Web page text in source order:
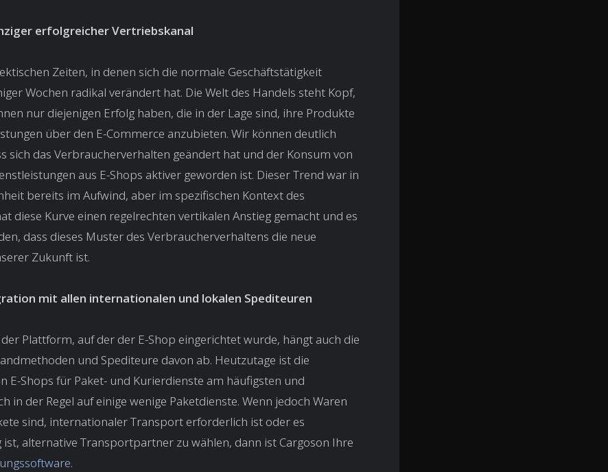
erfolgreicher Vertriebskanal
Zeiten, in denen sich die normale Geschäftstätigkeit
Wochen radikal verändert hat. Die Welt des Handels steht Kopf,
nur diejenigen Erfolg haben, die in der Lage sind, ihre Produkte
über den E-Commerce anzubieten. Wir können deutlich
sich das Verbraucherverhalten geändert hat und der Konsum von
aus E-Shops aktiver geworden ist. Dieser Trend war in
bereits im Aufwind, aber im spezifischen Kontext des
diese Kurve einen regelrechten vertikalen Anstieg gemacht und es
dass dieses Muster des Verbraucherverhaltens die neue
Zukunft ist.
mit allen internationalen und lokalen Spediteuren
Plattform, auf der der E-Shop eingerichtet wurde, hängt auch die
und Spediteure davon ab. Heutzutage ist die
E-Shops für Paket- und Kurierdienste am häufigsten und
in der Regel auf einige wenige Paketdienste. Wenn jedoch Waren
sind, internationaler Transport erforderlich ist oder es
ist, alternative Transportpartner zu wählen, dann ist Cargoson Ihre
.